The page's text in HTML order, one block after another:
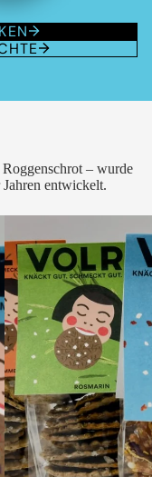
– wurde
entwickelt.
-
KÜMMEL